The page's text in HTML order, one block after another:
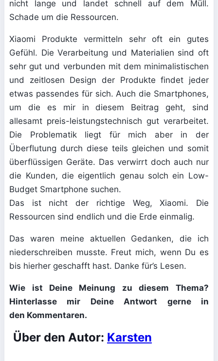
nicht lange und landet schnell auf dem Müll.
Schade um die Ressourcen.
Xiaomi Produkte vermitteln sehr oft ein gutes
Gefühl. Die Verarbeitung und Materialien sind oft
sehr gut und verbunden mit dem minimalistischen
und zeitlosen Design der Produkte findet jeder
etwas passendes für sich. Auch die Smartphones,
um die es mir in diesem Beitrag geht, sind
allesamt preis-leistungstechnisch gut verarbeitet.
Die Problematik liegt für mich aber in der
Überflutung durch diese teils gleichen und somit
überflüssigen Geräte. Das verwirrt doch auch nur
die Kunden, die eigentlich genau solch ein Low-
Budget Smartphone suchen.
Das ist nicht der richtige Weg, Xiaomi. Die
Ressourcen sind endlich und die Erde einmalig.
Das waren meine aktuellen Gedanken, die ich
niederschreiben musste. Freut mich, wenn Du es
bis hierher geschafft hast. Danke für’s Lesen.
Wie ist Deine Meinung zu diesem Thema?
Hinterlasse mir Deine Antwort gerne in
den Kommentaren.
Über den Autor: Karsten